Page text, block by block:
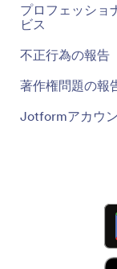
プロフェッショ
ビス
不正行為の報告
著作権問題の報
Jotformアカウ